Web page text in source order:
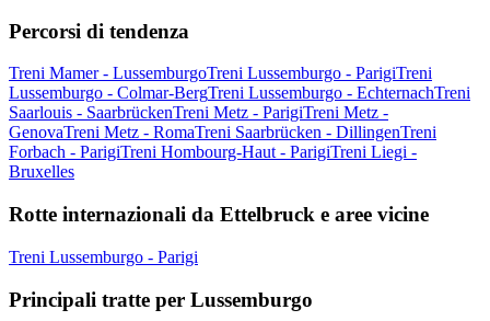
Percorsi di tendenza
Treni Mamer - LussemburgoTreni Lussemburgo - ParigiTreni
Lussemburgo - Colmar-BergTreni Lussemburgo - EchternachTreni
Saarlouis - SaarbrückenTreni Metz - ParigiTreni Metz -
GenovaTreni Metz - RomaTreni Saarbrücken - DillingenTreni
Forbach - ParigiTreni Hombourg-Haut - ParigiTreni Liegi -
Bruxelles
Rotte internazionali da Ettelbruck e aree vicine
Treni Lussemburgo - Parigi
Principali tratte per Lussemburgo